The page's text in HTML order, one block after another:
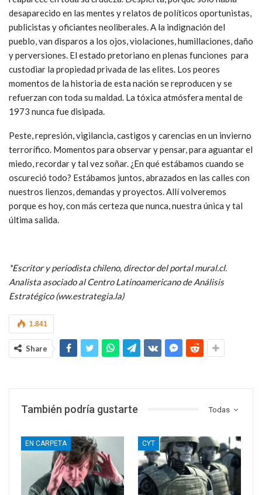
desaparecido en las mentes y relatos de políticos oportunistas,
publicistas y oficiantes neoliberales. A la indignación del
pueblo, van disparos a los ojos, violaciones, humillaciones, daño
y perversiones. El estado pretoriano en plenas funciones para
custodiar la propiedad privada de las elites. Los peores
momentos de la historia de esta nación se reproducen y se
refuerzan con toda su maldad. La tóxica atmósfera mental de
1973 nunca fue disipada.
Peste, represión, vigilancia, castigos y carencias en un invierno
terrorífico. Momentos para observar y pensar, para aguantar el
miedo, recordar y tal vez soñar. ¿En qué estábamos cuando se
oscureció todo? Estábamos juntos, abrazados en las calles con
nuestros lienzos, demandas y proyectos. Allí volveremos
porque es hoy, con más certeza que nunca, nuestra única y tal
última salida.
*Escritor y periodista chileno, director del portal mural.cl.
Analista asociado al Centro Latinoamericano de Análisis
Estratégico (ww.estrategia.la)
1.841
Share
Todas
También podría gustarte
EN CARPETA CYT